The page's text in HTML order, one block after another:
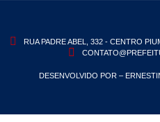
RUA PADRE ABEL, 332 - CENTRO
DESENVOLVIDO POR –